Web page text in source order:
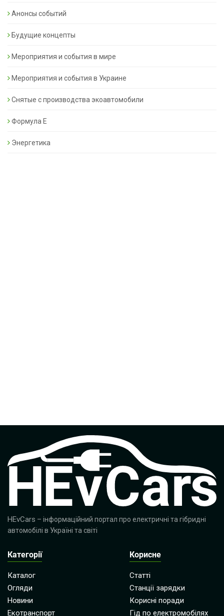
Анонсы событий
Будущие концепты
Мероприятия и события в мире
Мероприятия и события в Украине
Снятые с производства экоавтомобили
Формула Е
Энергетика
HEvCars – інформаційний портал про електричні та гібридні
автомобілі в Україні та світі
Категорії
Каталог
Огляди
Новини
Екотранспорт
Корисне
Статті
Станції зарядки
Корисні поради
Гід по електромобілях